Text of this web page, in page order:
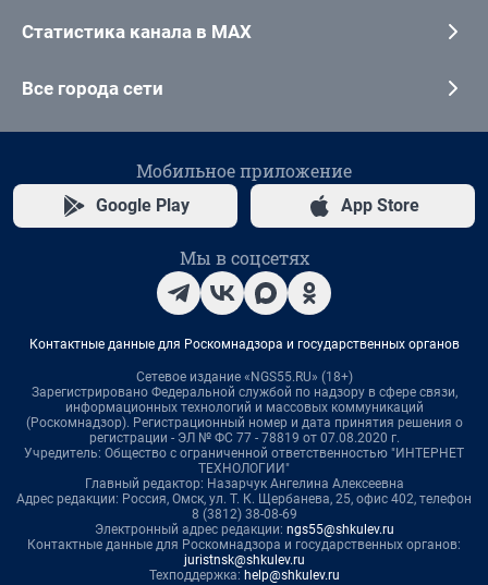
Статистика канала в MAX
Все города сети
Мобильное приложение
Google Play App Store
Мы в соцсетях
Контактные данные для Роскомнадзора и государственных органов
Сетевое издание «NGS55.RU» (18+)
Зарегистрировано Федеральной службой по надзору в сфере связи,
информационных технологий и массовых коммуникаций
(Роскомнадзор). Регистрационный номер и дата принятия решения о
регистрации - ЭЛ № ФС 77 - 78819 от 07.08.2020 г.
Учредитель: Общество с ограниченной ответственностью "ИНТЕРНЕТ
ТЕХНОЛОГИИ"
Главный редактор: Назарчук Ангелина Алексеевна
Адрес редакции: Россия, Омск, ул. Т. К. Щербанева, 25, офис 402, телефон
8 (3812) 38-08-69
Электронный адрес редакции: ngs55@shkulev.ru
Контактные данные для Роскомнадзора и государственных органов:
juristnsk@shkulev.ru
Техподдержка: help@shkulev.ru